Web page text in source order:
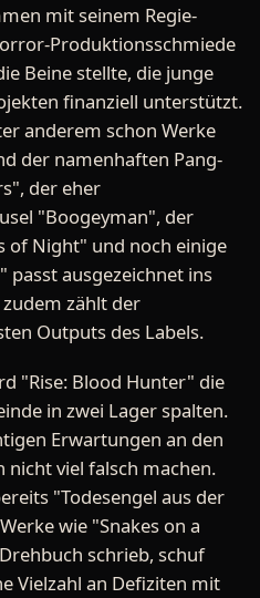
mit seinem Regie-
Produktionsschmiede
Beine stellte, die junge
finanziell unterstützt.
anderem schon Werke
der namenhaften Pang-
der eher
"Boogeyman", der
of Night" und noch einige
passt ausgezeichnet ins
zählt der
Outputs des Labels.
"Rise: Blood Hunter" die
in zwei Lager spalten.
Erwartungen an den
viel falsch machen.
"Todesengel aus der
wie "Snakes on a
schrieb, schuf
Vielzahl an Defiziten mit